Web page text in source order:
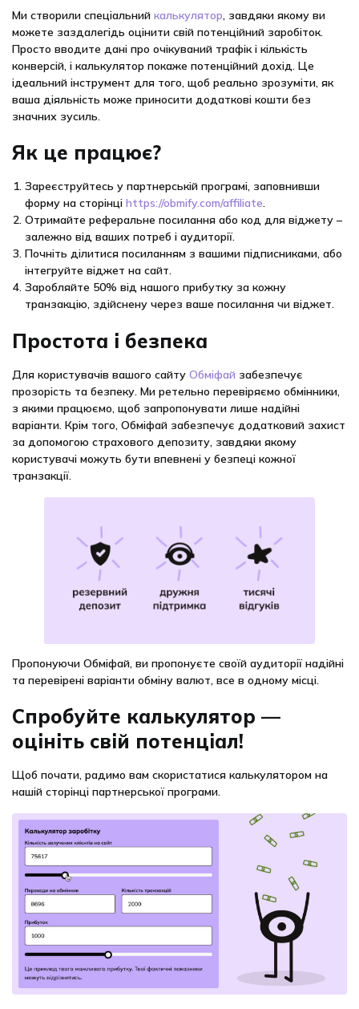
Ми створили спеціальний калькулятор , завдяки якому ви
можете заздалегідь оцінити свій потенційний заробіток.
Просто вводите дані про очікуваний трафік і кількість
конверсій, і калькулятор покаже потенційний дохід. Це
ідеальний інструмент для того, щоб реально зрозуміти, як
ваша діяльність може приносити додаткові кошти без
значних зусиль.
Як це працює?
Зареєструйтесь у партнерській програмі, заповнивши
форму на сторінці https://obmify.com/affiliate.
Отримайте реферальне посилання або код для віджету –
залежно від ваших потреб і аудиторії.
Почніть ділитися посиланням з вашими підписниками, або
інтегруйте віджет на сайт.
Заробляйте 50% від нашого прибутку за кожну
транзакцію, здійснену через ваше посилання чи віджет.
Простота і безпека
Для користувачів вашого сайту Обміфай забезпечує
прозорість та безпеку. Ми ретельно перевіряємо обмінники,
з якими працюємо, щоб запропонувати лише надійні
варіанти. Крім того, Обміфай забезпечує додатковий захист
за допомогою страхового депозиту, завдяки якому
користувачі можуть бути впевнені у безпеці кожної
транзакції.
Пропонуючи Обміфай, ви пропонуєте своїй аудиторії надійні
та перевірені варіанти обміну валют, все в одному місці.
Спробуйте калькулятор —
оцініть свій потенціал!
Щоб почати, радимо вам скористатися калькулятором на
нашій сторінці партнерської програми.